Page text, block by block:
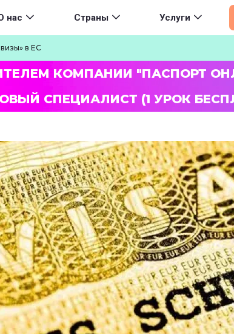
нас Страны Услуги
в ЕС
КОМПАНИИ "ПАСПОРТ
СПЕЦИАЛИСТ (1 УРОК